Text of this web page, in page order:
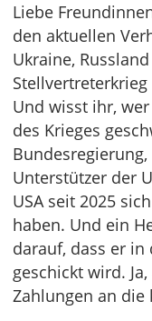
Liebe
den aktuellen
Ukraine,
Und wisst ihr,
des Krieges
Unterstützer der
USA seit 2025
haben. Und ein
darauf, dass er in
geschickt wird.
Zahlungen an die